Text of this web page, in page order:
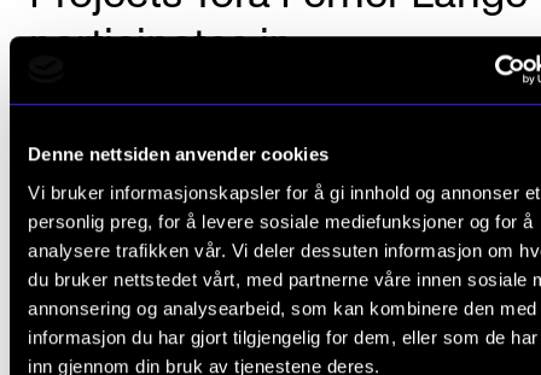
Denne nettsiden anvender cookies
Vi bruker informasjonskapsler for å gi innhold og annonser et
personlig preg, for å levere sosiale mediefunksjoner og for å
analysere trafikken vår. Vi deler dessuten informasjon om
du bruker nettstedet vårt, med partnerne våre innen sosiale
annonsering og analysearbeid, som kan kombinere den med
informasjon du har gjort tilgjengelig for dem, eller som de
inn gjennom din bruk av tjenestene deres.
participates in